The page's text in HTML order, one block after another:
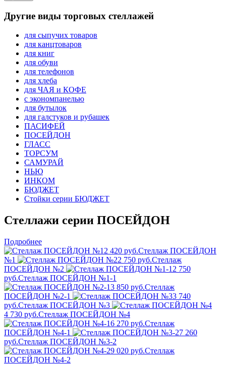
Другие виды торговых стеллажей
для сыпучих товаров
для канцтоваров
для книг
для обуви
для телефонов
для хлеба
для ЧАЯ и КОФЕ
с экономпанелью
для бутылок
для галстуков и рубашек
ПАСИФЕЙ
ПОСЕЙДОН
ГЛАСС
ТОРСУМ
САМУРАЙ
НЬЮ
ИНКОМ
БЮДЖЕТ
Стойки серии БЮДЖЕТ
Стеллажи серии ПОСЕЙДОН
Подробнее
2 420 руб.Стеллаж ПОСЕЙДОН
№1
2 750 руб.Стеллаж
ПОСЕЙДОН №2
2 750
руб.Стеллаж ПОСЕЙДОН №1-1
3 850 руб.Стеллаж
ПОСЕЙДОН №2-1
3 740
руб.Стеллаж ПОСЕЙДОН №3
4 730 руб.Стеллаж ПОСЕЙДОН №4
6 270 руб.Стеллаж
ПОСЕЙДОН №4-1
7 260
руб.Стеллаж ПОСЕЙДОН №3-2
9 020 руб.Стеллаж
ПОСЕЙДОН №4-2